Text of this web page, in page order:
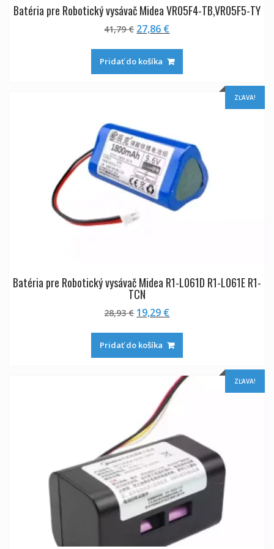
Batéria pre Robotický vysávač Midea VR05F4-TB,VR05F5-TY
41,79€ Pôvodná
bola:
41,79 €.
27,86 €Aktuálna
je:
27,86 €.
Pridať do košíka
ZĽAVA!
Batéria pre Robotický vysávač Midea R1-L061D R1-L061E R1-
TCN
28,93€ Pôvodná
bola:
28,93 €.
19,29 €Aktuálna
je:
19,29 €.
Pridať do košíka
ZĽAVA!